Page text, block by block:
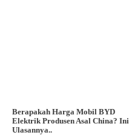
Berapakah Harga Mobil BYD
Elektrik Produsen Asal China? Ini
Ulasannya..